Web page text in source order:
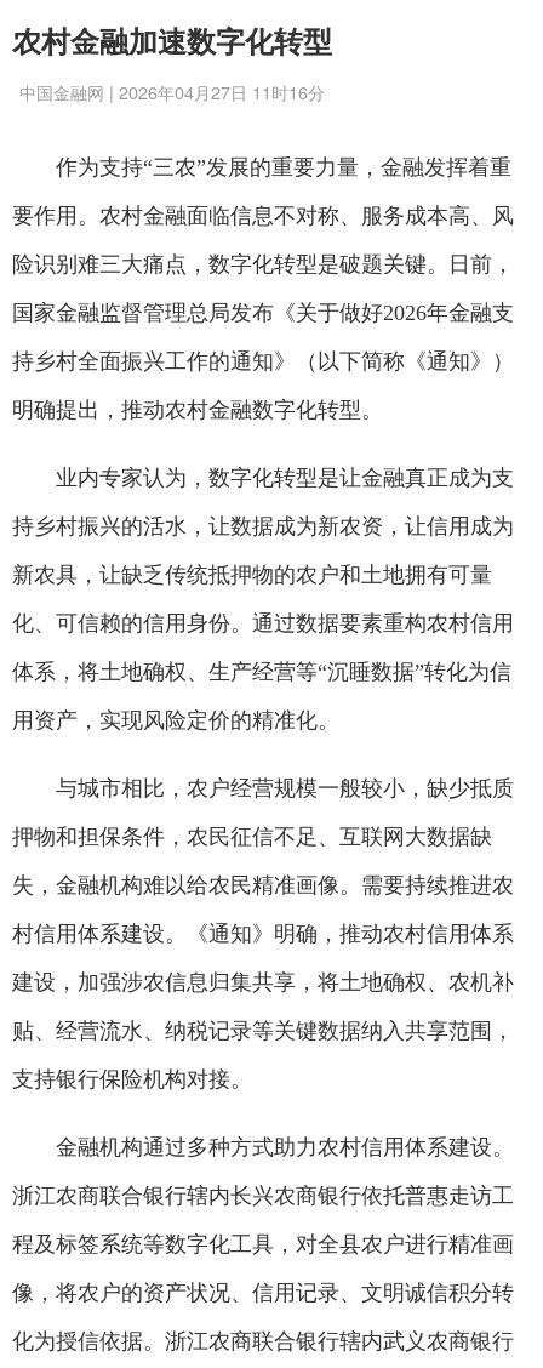
农村金融加速数字化转型
中国金融网 | 2026年04月27日 11时16分
作为支持“三农”发展的重要力量，金融发挥着重
要作用。农村金融面临信息不对称、服务成本高、风
险识别难三大痛点，数字化转型是破题关键。日前，
国家金融监督管理总局发布《关于做好2026年金融支
持乡村全面振兴工作的通知》（以下简称《通知》）
明确提出，推动农村金融数字化转型。
业内专家认为，数字化转型是让金融真正成为支
持乡村振兴的活水，让数据成为新农资，让信用成为
新农具，让缺乏传统抵押物的农户和土地拥有可量
化、可信赖的信用身份。通过数据要素重构农村信用
体系，将土地确权、生产经营等“沉睡数据”转化为信
用资产，实现风险定价的精准化。
与城市相比，农户经营规模一般较小，缺少抵质
押物和担保条件，农民征信不足、互联网大数据缺
失，金融机构难以给农民精准画像。需要持续推进农
村信用体系建设。《通知》明确，推动农村信用体系
建设，加强涉农信息归集共享，将土地确权、农机补
贴、经营流水、纳税记录等关键数据纳入共享范围，
支持银行保险机构对接。
金融机构通过多种方式助力农村信用体系建设。
浙江农商联合银行辖内长兴农商银行依托普惠走访工
程及标签系统等数字化工具，对全县农户进行精准画
像，将农户的资产状况、信用记录、文明诚信积分转
化为授信依据。浙江农商联合银行辖内武义农商银行